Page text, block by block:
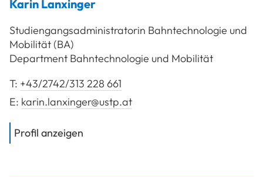
Karin Lanxinger
Studiengangsadministratorin Bahntechnologie und
Mobilität (BA)
Department Bahntechnologie und Mobilität
T: +43/2742/313 228 661
E: karin.lanxinger@ustp.at
Profil anzeigen